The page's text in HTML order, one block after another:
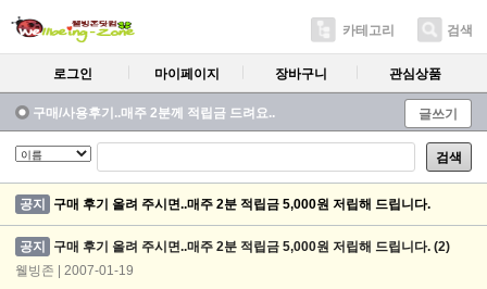
카테고리 검색
로그인 마이페이지 장바구니 관심상품
구매/사용후기..매주 2분께 적립금 드려요.. 글쓰기
검색
공지 구매 후기 올려 주시면..매주 2분 적립금 5,000원 저립해 드립니다.
공지 구매 후기 올려 주시면..매주 2분 적립금 5,000원 저립해 드립니다. (2)
웰빙존 | 2007-01-19